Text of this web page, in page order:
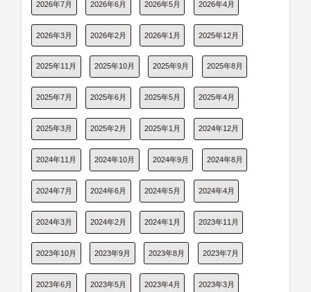
2026年7月 2026年6月 2026年5月 2026年4月
2026年3月 2026年2月 2026年1月 2025年12月
2025年11月 2025年10月 2025年9月 2025年8月
2025年7月 2025年6月 2025年5月 2025年4月
2025年3月 2025年2月 2025年1月 2024年12月
2024年11月 2024年10月 2024年9月 2024年8月
2024年7月 2024年6月 2024年5月 2024年4月
2024年3月 2024年2月 2024年1月 2023年11月
2023年10月 2023年9月 2023年8月 2023年7月
2023年6月 2023年5月 2023年4月 2023年3月